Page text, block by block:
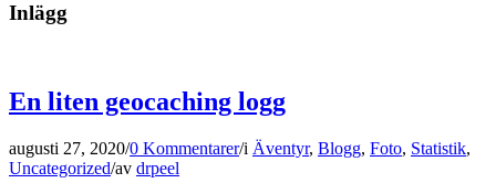
Inlägg
En liten geocaching logg
augusti 27, 2020/0 Kommentarer/i Äventyr, Blogg, Foto, Statistik,
Uncategorized/av drpeel